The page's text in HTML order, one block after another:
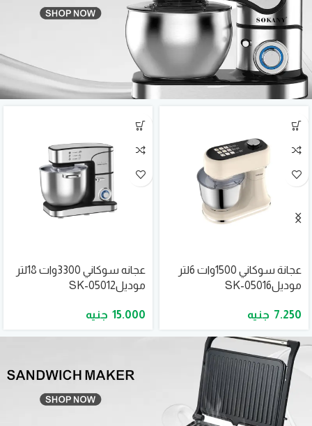
عجانة سوكاني 1500وات 6لتر
موديلSK-05016
7.250
عجانه سوكاني 3300وات 18لتر
موديلSK-05012
15.000